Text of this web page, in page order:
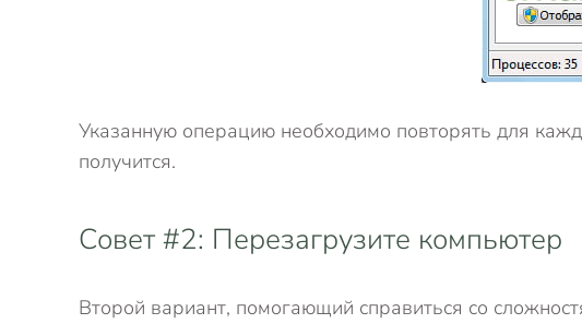
Указанную операцию необходимо повторять для
получится.
Совет #2: Перезагрузите компьютер
Второй вариант, помогающий справиться со